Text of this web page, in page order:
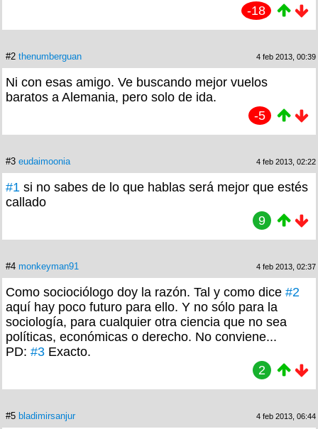
-18
#2 thenumberguan 4 feb 2013, 00:39
Ni con esas amigo. Ve buscando mejor vuelos
baratos a Alemania, pero solo de ida.
-5
#3 eudaimoonia 4 feb 2013, 02:22
#1 si no sabes de lo que hablas será mejor que estés
callado
9
#4 monkeyman91 4 feb 2013, 02:37
Como sociociólogo doy la razón. Tal y como dice #2
aquí hay poco futuro para ello. Y no sólo para la
sociología, para cualquier otra ciencia que no sea
políticas, económicas o derecho. No conviene...
PD: #3 Exacto.
2
#5 bladimirsanjur 4 feb 2013, 06:44